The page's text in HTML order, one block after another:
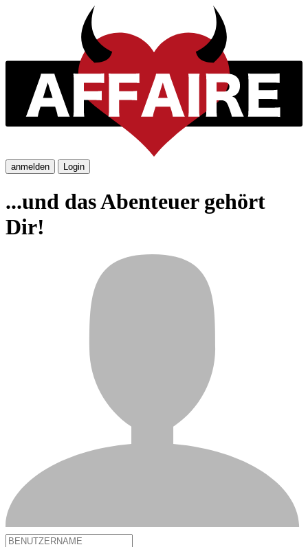
anmelden Login
...und das Abenteuer gehört
Dir!